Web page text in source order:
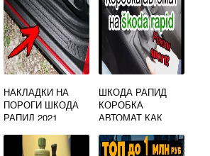
НАКЛАДКИ НА
ПОРОГИ ШКОДА
РАПИД 2021
ШКОДА РАПИД
КОРОБКА
АВТОМАТ КАК